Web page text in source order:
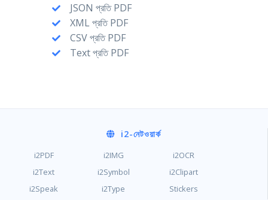
JSON প্রতি PDF
XML প্রতি PDF
CSV প্রতি PDF
Text প্রতি PDF
i2-নেটওয়ার্ক
i2PDF i2IMG
i2OCR
i2Text
i2Symbol
i2Clipart
i2Speak
i2Type Stickers